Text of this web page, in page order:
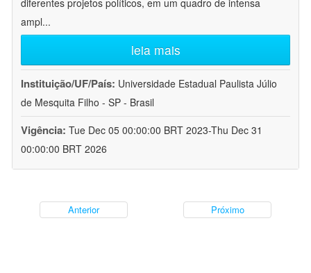
diferentes projetos políticos, em um quadro de intensa
ampl...
leia mais
Instituição/UF/País: Universidade Estadual Paulista Júlio
de Mesquita Filho - SP - Brasil
Vigência: Tue Dec 05 00:00:00 BRT 2023-Thu Dec 31
00:00:00 BRT 2026
Anterior Próximo